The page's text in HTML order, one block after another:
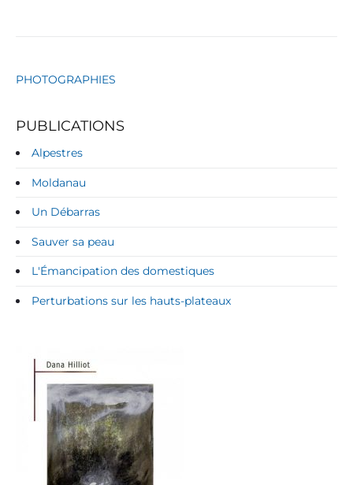
PHOTOGRAPHIES
PUBLICATIONS
Alpestres
Moldanau
Un Débarras
Sauver sa peau
L'Émancipation des domestiques
Perturbations sur les hauts-plateaux